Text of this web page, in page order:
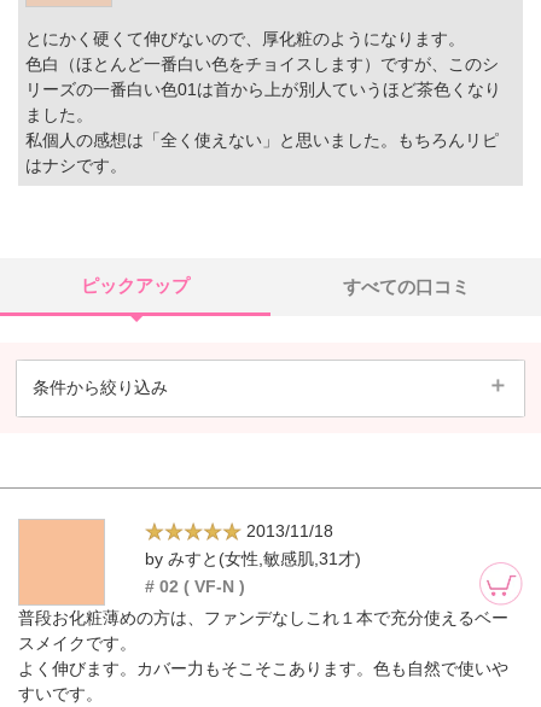
とにかく硬くて伸びないので、厚化粧のようになります。
色白（ほとんど一番白い色をチョイスします）ですが、このシ
リーズの一番白い色01は首から上が別人ていうほど茶色くなり
ました。
私個人の感想は「全く使えない」と思いました。もちろんリピ
はナシです。
ピックアップ すべての口コミ
条件から絞り込み
2013/11/18
by みすと(女性,敏感肌,31才)
# 02 ( VF-N )
普段お化粧薄めの方は、ファンデなしこれ１本で充分使えるベー
スメイクです。
よく伸びます。カバー力もそこそこあります。色も自然で使いや
すいです。